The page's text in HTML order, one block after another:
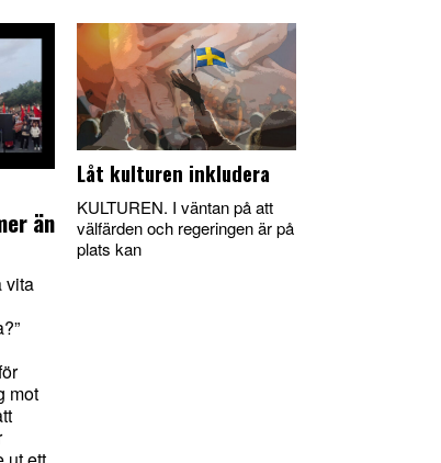
än
vita
mot
Låt kulturen inkludera
KULTUREN. I väntan på att
välfärden och regeringen är på
plats kan